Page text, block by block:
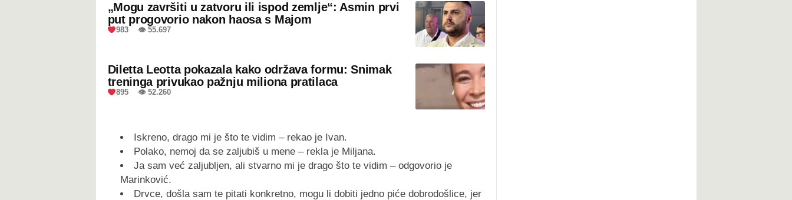
„Mogu završiti u zatvoru ili ispod zemlje“: Asmin prvi
put progovorio nakon haosa s Majom
983 👁 55.697
Diletta Leotta pokazala kako održava formu: Snimak
treninga privukao pažnju miliona pratilaca
895 👁 52.260
Iskreno, drago mi je što te vidim – rekao je Ivan.
Polako, nemoj da se zaljubiš u mene – rekla je Miljana.
Ja sam već zaljubljen, ali stvarno mi je drago što te vidim – odgovorio je
Marinković.
Drvce, došla sam te pitati konkretno, mogu li dobiti jedno piće dobrodošlice, jer